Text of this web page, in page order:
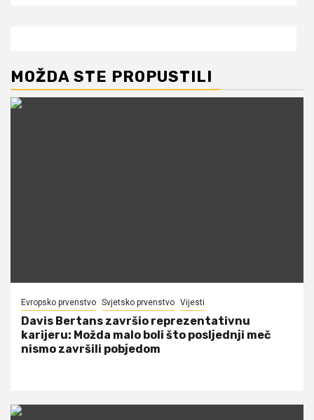
MOŽDA STE PROPUSTILI
Evropsko prvenstvo Svjetsko prvenstvo Vijesti
Davis Bertans završio reprezentativnu
karijeru: Možda malo boli što posljednji meč
nismo završili pobjedom